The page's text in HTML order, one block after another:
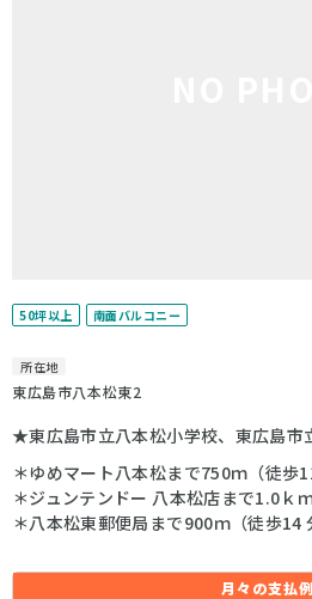
50坪以上 南面バルコニー
所在地
東広島市八本松東2
★東広島市立八本松小学校、東広島市
＊ゆめマート八本松まで750ｍ（徒歩
＊ジュンテンドー 八本松店まで1.0ｋ
＊八本松東郵便局まで900ｍ（徒歩14
月々の支払例